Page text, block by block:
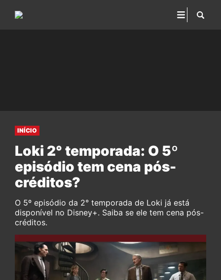
INÍCIO
Loki 2° temporada: O 5º
episódio tem cena pós-
créditos?
O 5º episódio da 2° temporada de Loki já está
disponível no Disney+. Saiba se ele tem cena pós-
créditos.